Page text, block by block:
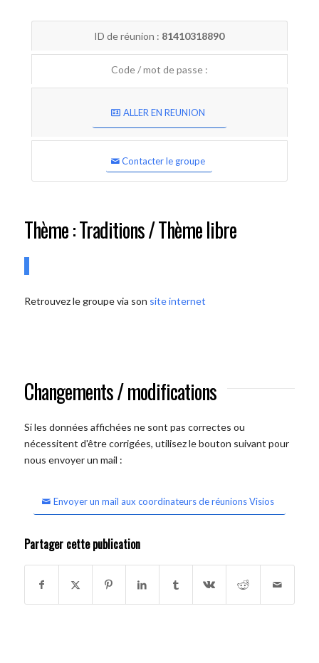
ID de réunion : 81410318890
Code / mot de passe :
ALLER EN REUNION
Contacter le groupe
Thème : Traditions / Thème libre
Retrouvez le groupe via son site internet
Changements / modifications
Si les données affichées ne sont pas correctes ou
nécessitent d'être corrigées, utilisez le bouton suivant pour
nous envoyer un mail :
Envoyer un mail aux coordinateurs de réunions Visios
Partager cette publication